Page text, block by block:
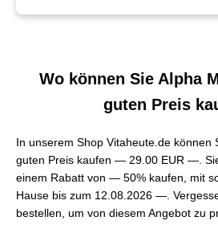
Wo können Sie Alpha
guten Preis
In unserem Shop Vitaheute.de können
guten Preis kaufen — 29.00 EUR — .
einem Rabatt von — 50% kaufen, mit
Hause bis zum 12.08.2026 —.
bestellen, um von diesem Angebot zu